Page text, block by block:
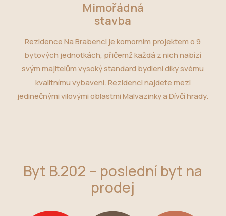
Mimořádná
stavba
Rezidence Na Brabenci je komorním projektem o 9
bytových jednotkách, přičemž každá z nich nabízí
svým majitelům vysoký standard bydlení díky svému
kvalitnímu vybavení. Rezidenci najdete mezi
jedinečnými vilovými oblastmi Malvazinky a Dívčí hrady.
Byt B.202 – poslední byt na
prodej